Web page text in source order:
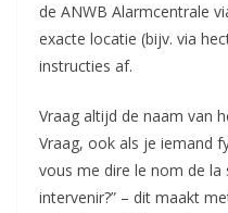
de ANWB Alarmcentrale
exacte locatie (bijv. via
instructies af.
Vraag altijd de naam van
Vraag, ook als je iemand
vous me dire le nom de la
intervenir?” – dit maakt